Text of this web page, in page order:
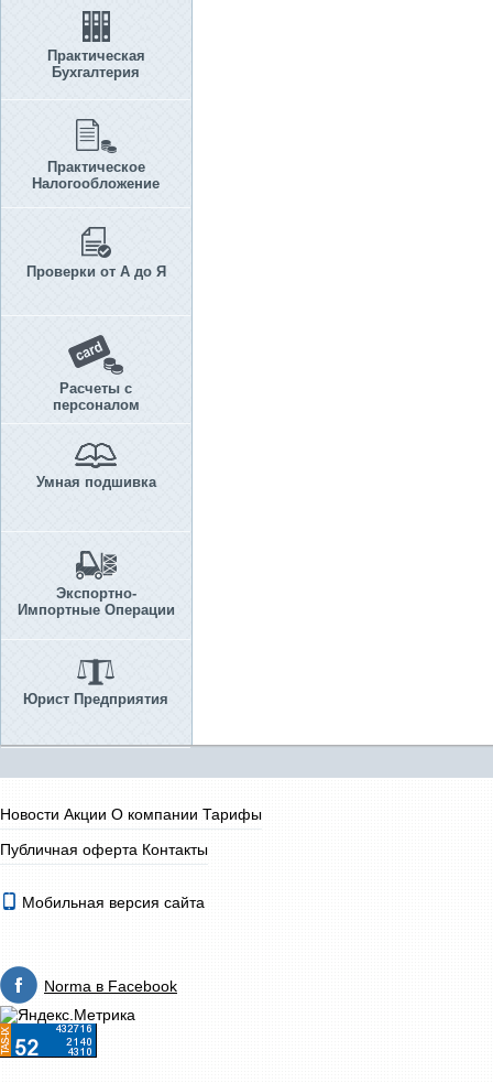
Практическая
Бухгалтерия
Практическое
Налогообложение
Проверки от А до Я
Расчеты с
персоналом
Умная подшивка
Экспортно-
Импортные Операции
Юрист Предприятия
Новости Акции О компании Тарифы
Публичная оферта Контакты
Мобильная версия сайта
Norma в Facebook